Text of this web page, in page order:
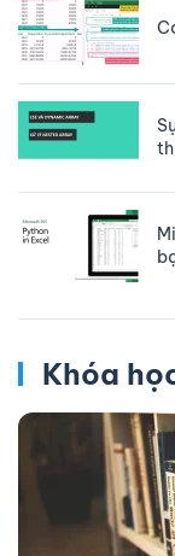
Khóa